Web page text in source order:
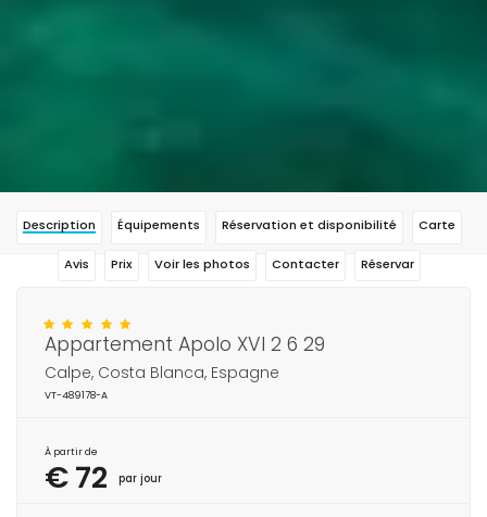
Description Équipements Réservation et disponibilité Carte
Avis Prix Voir les photos Contacter Réservar
Appartement Apolo XVI 2 6 29
Calpe, Costa Blanca, Espagne
VT-489178-A
À partir de
€ 72 par jour